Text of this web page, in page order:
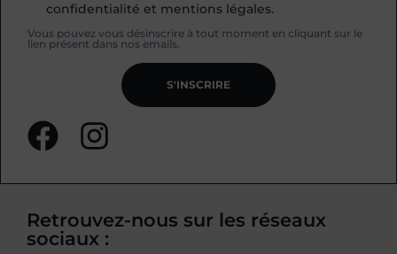
confidentialité et mentions légales.
Vous pouvez vous désinscrire à tout moment en cliquant sur le
lien présent dans nos emails.
S'INSCRIRE
Retrouvez-nous sur les réseaux
sociaux :